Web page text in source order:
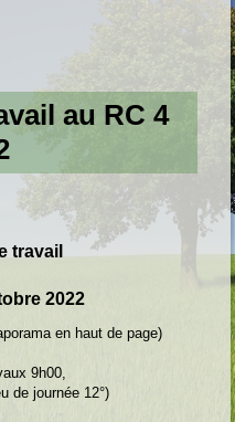
au RC 4
travail
2022
en haut de page)
9h00,
de journée 12°)